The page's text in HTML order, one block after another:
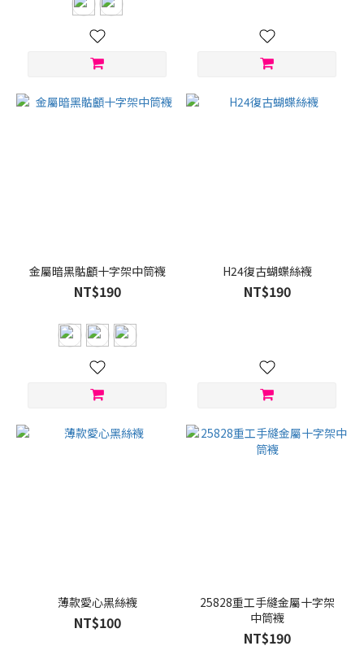
金屬暗黑骷顱十字架中筒襪
NT$190
H24復古蝴蝶絲襪
NT$190
薄款愛心黑絲襪
NT$100
25828重工手縫金屬十字架
中筒襪
NT$190